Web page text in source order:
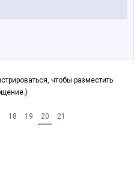
чтобы разместить
18 19 20 21